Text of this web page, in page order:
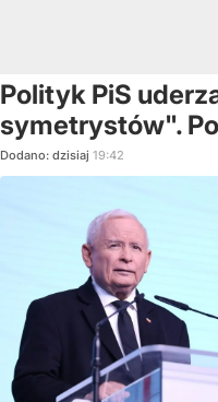
Polityk PiS
symetrystów".
Dodano: dzisiaj 19:42